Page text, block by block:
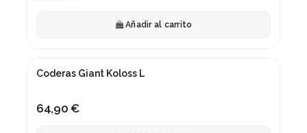
Añadir al carrito
Coderas Giant Koloss L
64,90 €